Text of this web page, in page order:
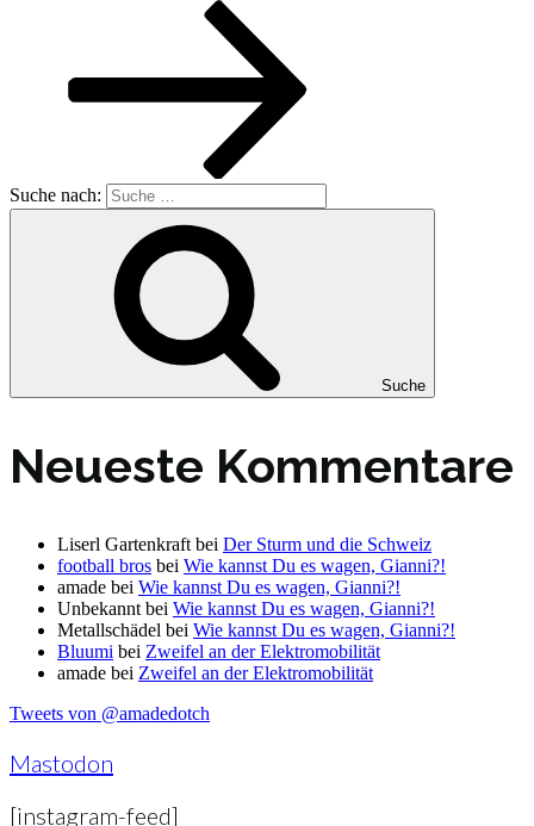
Suche nach:
Suche
Neueste Kommentare
Liserl Gartenkraft bei Der Sturm und die Schweiz
football bros bei Wie kannst Du es wagen, Gianni?!
amade bei Wie kannst Du es wagen, Gianni?!
Unbekannt bei Wie kannst Du es wagen, Gianni?!
Metallschädel bei Wie kannst Du es wagen, Gianni?!
Bluumi bei Zweifel an der Elektromobilität
amade bei Zweifel an der Elektromobilität
Tweets von @amadedotch
Mastodon
[instagram-feed]